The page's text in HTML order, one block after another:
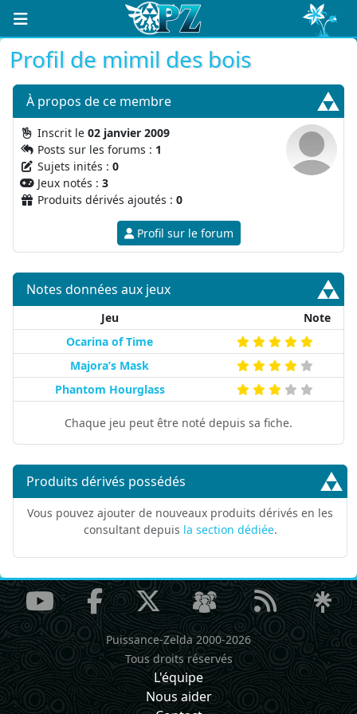
Profil de mimil des bois
À propos de ce membre
Inscrit le 02 janvier 2009
Posts sur les forums : 1
Sujets inités : 0
Jeux notés : 3
Produits dérivés ajoutés : 0
Profil sur le forum
Notes données aux jeux
Jeu
Note
Ocarina of Time
Majora’s Mask
Phantom Hourglass
Chaque jeu peut être noté depuis sa fiche.
Produits dérivés possédés
Vous pouvez ajouter de nouveaux produits dérivés en les
consultant depuis la section dédiée.
Puissance-Zelda 2000-2026
Tous droits réservés
L'équipe
Nous aider